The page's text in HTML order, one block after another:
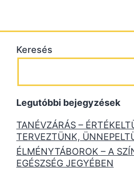
Keresés
Legutóbbi bejegyzések
TANÉVZÁRÁS –
TERVEZTÜNK,
ÉLMÉNYTÁBOROK – A
EGÉSZSÉG JEGYÉBEN